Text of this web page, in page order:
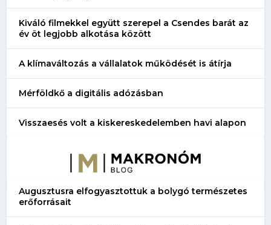
Kiváló filmekkel együtt szerepel a Csendes barát az
év öt legjobb alkotása között
A klímaváltozás a vállalatok működését is átírja
Mérföldkő a digitális adózásban
Visszaesés volt a kiskereskedelemben havi alapon
Augusztusra elfogyasztottuk a bolygó természetes
erőforrásait